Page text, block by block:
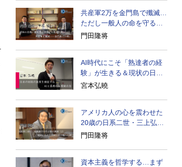
共産軍2万を金門島で殲滅…
ただし一般人の命を守る軍
人の本義を重視
門田隆将
AI時代にこそ「熟達者の経
験」が生きる＆現状の日本
経済の実情は
宮本弘曉
アメリカ人の心を震わせた
20歳の日系二世・三上弘文
の翻訳
門田隆将
資本主義を哲学する…まず